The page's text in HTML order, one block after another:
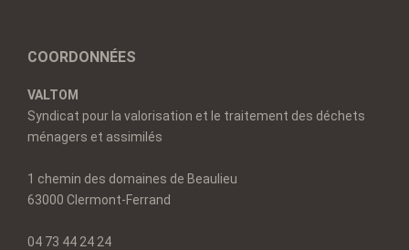
COORDONNÉES
VALTOM
Syndicat pour la valorisation et le traitement des déchets
ménagers et assimilés
1 chemin des domaines de Beaulieu
63000 Clermont-Ferrand
04 73 44 24 24